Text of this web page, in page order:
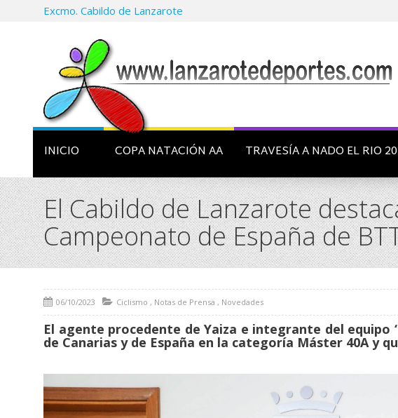
Excmo. Cabildo de Lanzarote
INICIO COPA NATACIÓN AA TRAVESÍA A NADO EL RIO
El Cabildo de Lanzarote
Campeonato de España de
06/10/2023 Ciclismo , Notas de Prensa , Novedades
El agente procedente de Yaiza e integrante del equipo
de Canarias y de España en la categoría Máster 40A y